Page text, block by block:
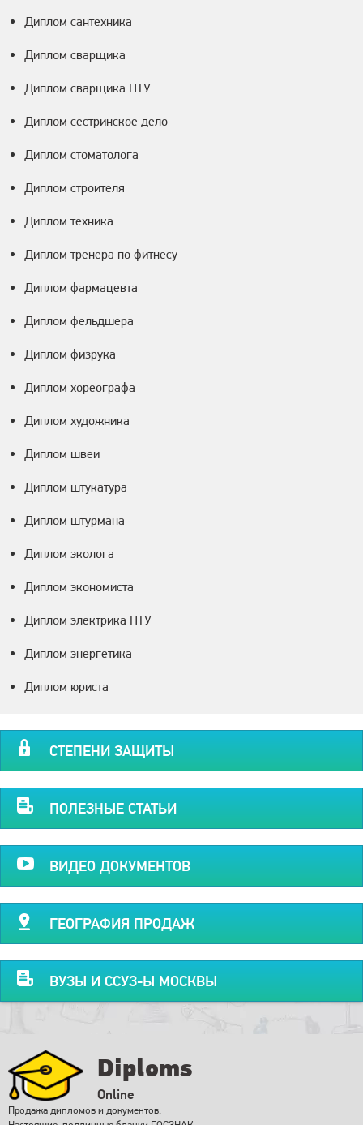
Диплом сантехника
Диплом сварщика
Диплом сварщика ПТУ
Диплом сестринское дело
Диплом стоматолога
Диплом строителя
Диплом техника
Диплом тренера по фитнесу
Диплом фармацевта
Диплом фельдшера
Диплом физрука
Диплом хореографа
Диплом художника
Диплом швеи
Диплом штукатура
Диплом штурмана
Диплом эколога
Диплом экономиста
Диплом электрика ПТУ
Диплом энергетика
Диплом юриста
СТЕПЕНИ ЗАЩИТЫ
ПОЛЕЗНЫЕ СТАТЬИ
ВИДЕО ДОКУМЕНТОВ
ГЕОГРАФИЯ ПРОДАЖ
ВУЗЫ И ССУЗ-Ы МОСКВЫ
Diploms
Online
Продажа дипломов и документов.